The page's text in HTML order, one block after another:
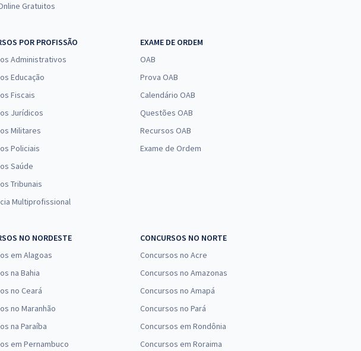
Gratuitos
POR PROFISSÃO
Administrativos
Educação
Fiscais
Jurídicos
Militares
Policiais
Saúde
Tribunais
Multiprofissional
EXAME DE ORDEM
OAB
Prova OAB
Calendário OAB
Questões OAB
Recursos OAB
Exame de Ordem
NO NORDESTE
em Alagoas
na Bahia
no Ceará
no Maranhão
na Paraíba
em Pernambuco
CONCURSOS NO NORTE
Concursos no Acre
Concursos no Amazonas
Concursos no Amapá
Concursos no Pará
Concursos em Rondônia
Concursos em Roraima